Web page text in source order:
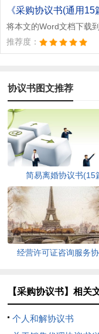
《采购协议书(通用15
将本文的Word文档下载
推荐度：
协议书图文推荐
简易离婚协议书(15
经营许可证咨询服务
【采购协议书】相关
个人和解协议书